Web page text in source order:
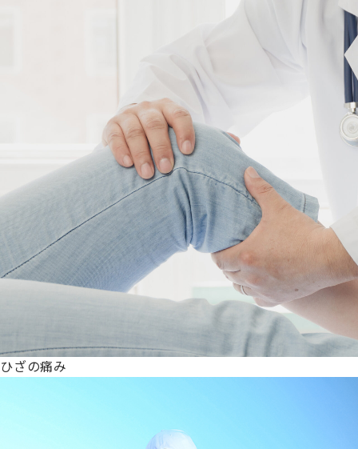
ひざの痛み